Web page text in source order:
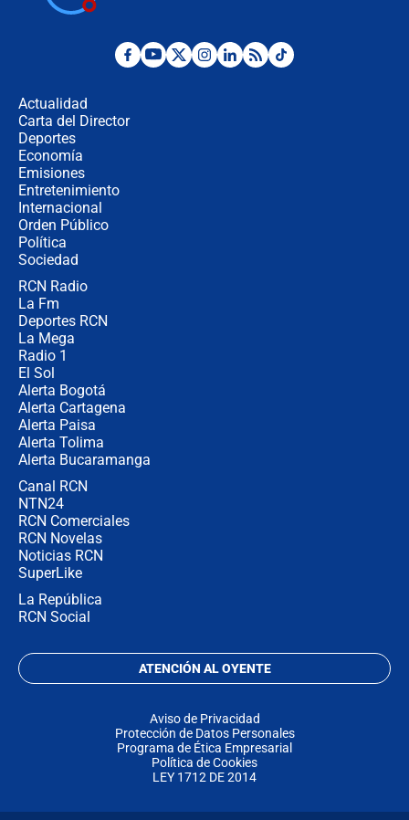
Desde dermatitis hasta infecciones:
Actualidad
Carta del Director
Deportes
Economía
Emisiones
Entretenimiento
Internacional
Orden Público
Política
Sociedad
RCN Radio
La Fm
Deportes RCN
La Mega
Radio 1
El Sol
Alerta Bogotá
Alerta Cartagena
Alerta Paisa
Alerta Tolima
Alerta Bucaramanga
Canal RCN
NTN24
RCN Comerciales
RCN Novelas
Noticias RCN
SuperLike
La República
RCN Social
ATENCIÓN AL OYENTE
Aviso de Privacidad
Protección de Datos Personales
Programa de Ética Empresarial
Política de Cookies
LEY 1712 DE 2014